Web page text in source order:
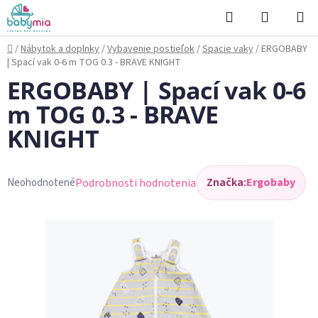
Prejsť
na
obsah
Hľadať
KOŠÍK
Domov
/Nábytok a doplnky/Vybavenie postieľok/Spacie vaky/ERGOBABY
| Spací vak 0-6 m TOG 0.3 - BRAVE KNIGHT
ERGOBABY | Spací vak 0-6
m TOG 0.3 - BRAVE
KNIGHT
Priemerné
NeohodnotenéPodrobnosti hodnotenia Značka:Ergobaby